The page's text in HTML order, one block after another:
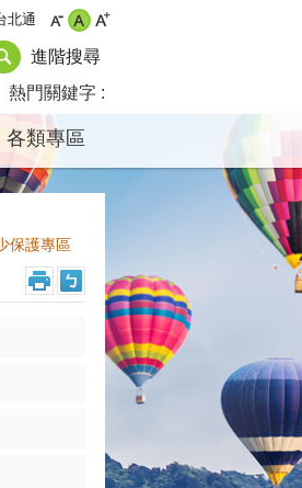
北通
進階搜尋
熱門關鍵字
各類專區
保護專區